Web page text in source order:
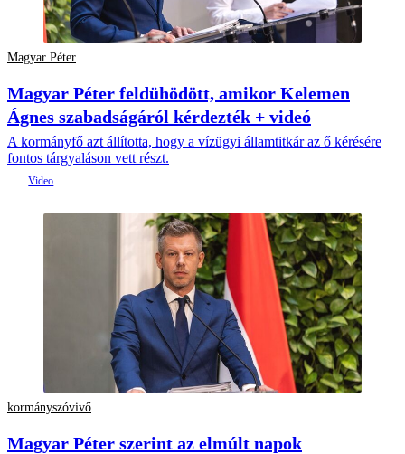
Magyar Péter
Magyar Péter feldühödött, amikor Kelemen
Ágnes szabadságáról kérdezték + videó
A kormányfő azt állította, hogy a vízügyi államtitkár az ő kérésére
fontos tárgyaláson vett részt.
kormányszóvivő
Magyar Péter szerint az elmúlt napok